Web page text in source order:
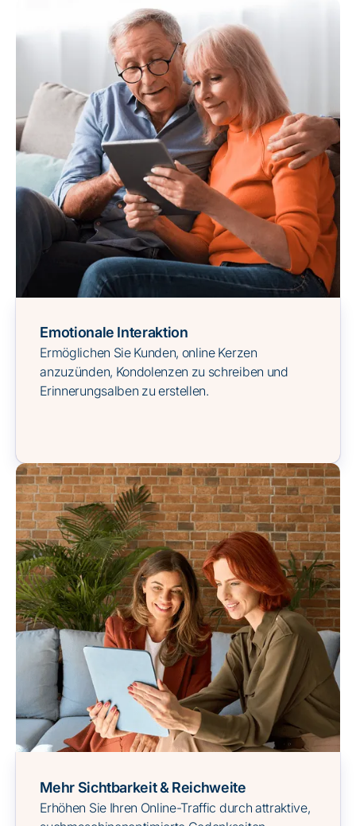
Emotionale Interaktion
Ermöglichen Sie Kunden, online Kerzen
anzuzünden, Kondolenzen zu schreiben und
Erinnerungsalben zu erstellen.
Mehr Sichtbarkeit & Reichweite
Erhöhen Sie Ihren Online-Traffic durch attraktive,